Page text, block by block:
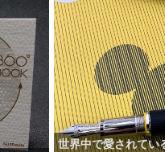
世界中で愛されてい